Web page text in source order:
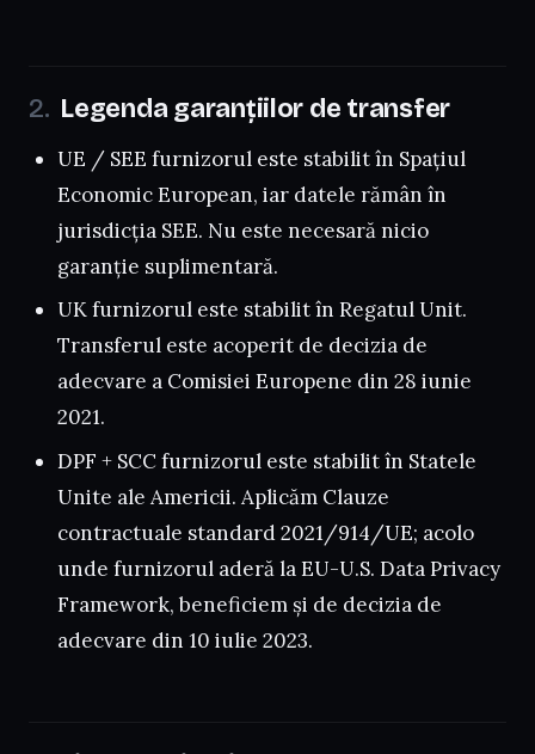
Legenda garanțiilor de transfer
UE / SEE furnizorul este stabilit în Spațiul
Economic European, iar datele rămân în
jurisdicția SEE. Nu este necesară nicio
garanție suplimentară.
UK furnizorul este stabilit în Regatul Unit.
Transferul este acoperit de decizia de
adecvare a Comisiei Europene din 28 iunie
2021.
DPF + SCC furnizorul este stabilit în Statele
Unite ale Americii. Aplicăm Clauze
contractuale standard 2021/914/UE; acolo
unde furnizorul aderă la EU-U.S. Data Privacy
Framework, beneficiem și de decizia de
adecvare din 10 iulie 2023.